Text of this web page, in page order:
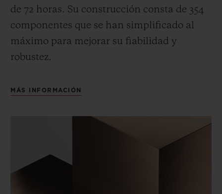
de 72 horas. Su construcción consta de 354
componentes que se han simplificado al
máximo para mejorar su fiabilidad y
robustez.
MÁS INFORMACIÓN